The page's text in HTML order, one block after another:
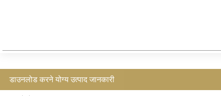
डाउनलोड करने योग्य उत्पाद जानकारी